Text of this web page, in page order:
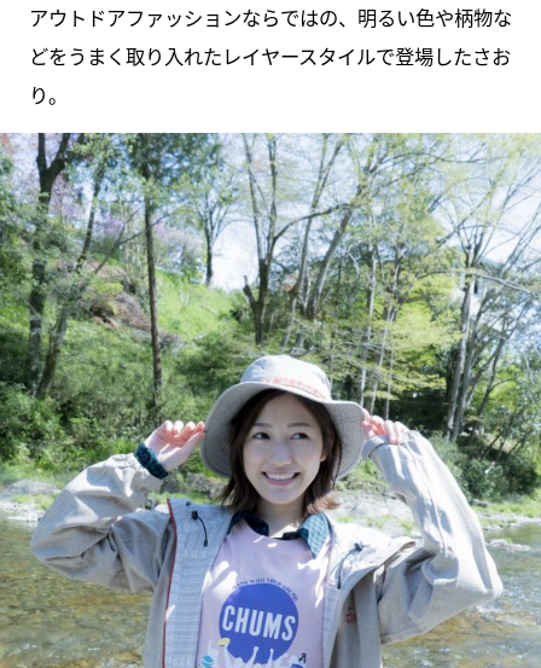
アウトドアファッションならではの、明るい色や柄物な
どをうまく取り入れたレイヤースタイルで登場したさお
り。